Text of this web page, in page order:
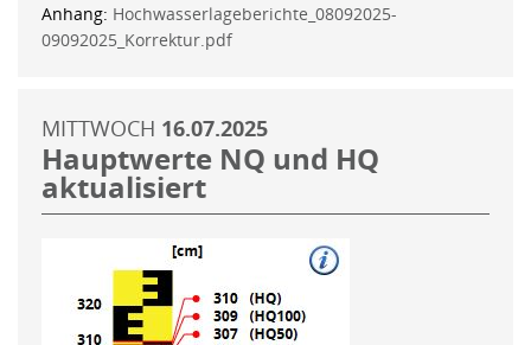
Anhang: Hochwasserlageberichte_08092025-
09092025_Korrektur.pdf
MITTWOCH 16.07.2025
Hauptwerte NQ und HQ
aktualisiert